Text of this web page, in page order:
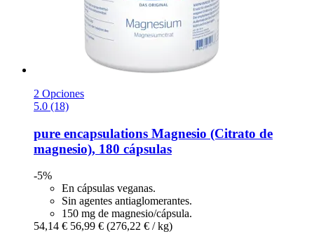
2 Opciones
5.0 (18)
pure encapsulations Magnesio (Citrato de
magnesio), 180 cápsulas
-5%
En cápsulas veganas.
Sin agentes antiaglomerantes.
150 mg de magnesio/cápsula.
54,14 € 56,99 € (276,22 € / kg)